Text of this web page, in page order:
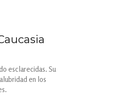
esclarecidas. Su
en los